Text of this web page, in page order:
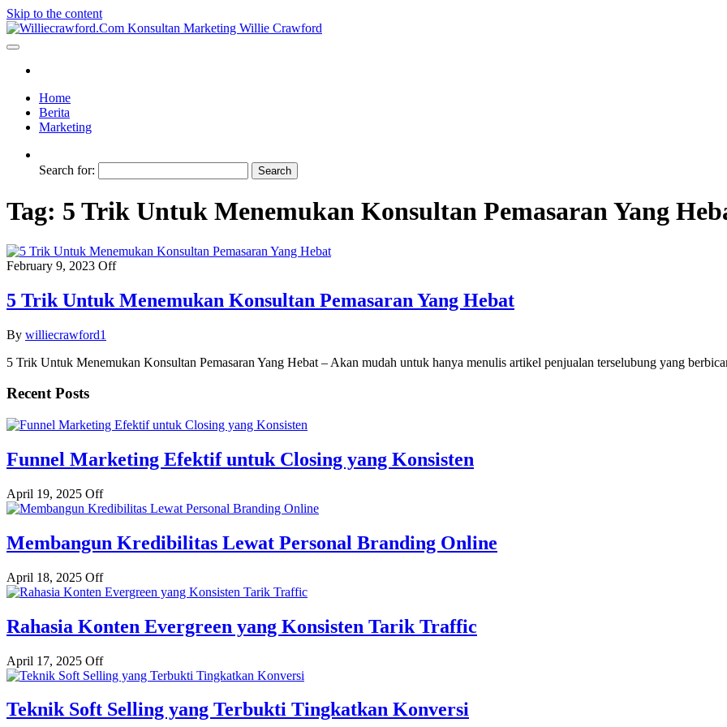
Skip to the content
Home
Berita
Marketing
Search for:
Tag: 5 Trik Untuk Menemukan Konsultan Pemasaran Yang
February 9, 2023 Off
5 Trik Untuk Menemukan Konsultan Pemasaran Yang Hebat
By williecrawford1
5 Trik Untuk Menemukan Konsultan Pemasaran Yang Hebat – Akan mudah untuk hanya menulis artikel penjualan terselubung yang
Recent Posts
Funnel Marketing Efektif untuk Closing yang Konsisten
April 19, 2025 Off
Membangun Kredibilitas Lewat Personal Branding Online
April 18, 2025 Off
Rahasia Konten Evergreen yang Konsisten Tarik Traffic
April 17, 2025 Off
Teknik Soft Selling yang Terbukti Tingkatkan Konversi